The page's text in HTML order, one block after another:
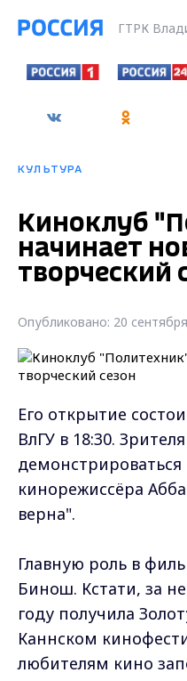
ГТРК
КУЛЬТУРА
Киноклуб
начинает
творческий
Опубликовано: 20
Его открытие
ВлГУ в 18:30.
кинорежиссёра
верна".
Главную роль в
Бинош. Кстати, за
году получила
Каннском
любителям кино